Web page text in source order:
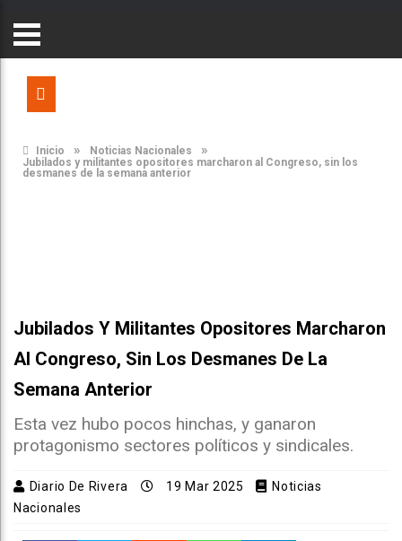
Inicio » Noticias Nacionales »
Jubilados y militantes opositores marcharon al Congreso, sin los
desmanes de la semana anterior
Jubilados Y Militantes Opositores Marcharon
Al Congreso, Sin Los Desmanes De La
Semana Anterior
Esta vez hubo pocos hinchas, y ganaron
protagonismo sectores políticos y sindicales.
Diario De Rivera 19 Mar 2025
Noticias
Nacionales